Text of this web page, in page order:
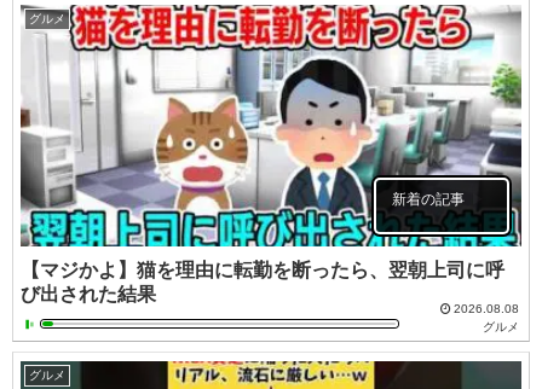
グルメ
新着の記事
【マジかよ】猫を理由に転勤を断ったら、翌朝上司に呼
び出された結果
2026.08.08
グルメ
グルメ